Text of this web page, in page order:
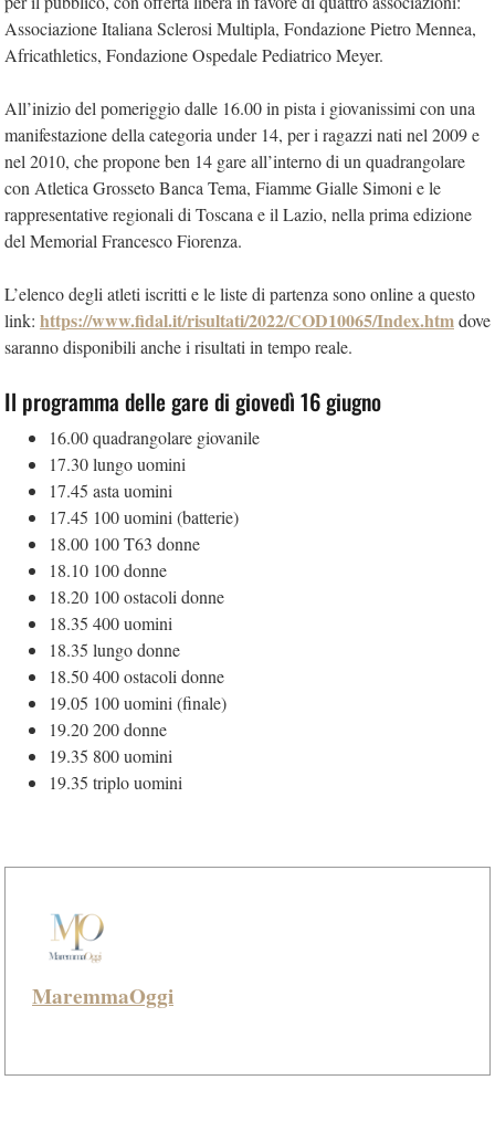
Associazione Italiana Sclerosi Multipla, Fondazione Pietro Mennea,
Africathletics, Fondazione Ospedale Pediatrico Meyer.
All’inizio del pomeriggio dalle 16.00 in pista i giovanissimi con una
manifestazione della categoria under 14, per i ragazzi nati nel 2009 e
nel 2010, che propone ben 14 gare all’interno di un quadrangolare
con Atletica Grosseto Banca Tema, Fiamme Gialle Simoni e le
rappresentative regionali di Toscana e il Lazio, nella prima edizione
del Memorial Francesco Fiorenza.
L’elenco degli atleti iscritti e le liste di partenza sono online a questo
link: https://www.fidal.it/risultati/2022/COD10065/Index.htmdove
saranno disponibili anche i risultati in tempo reale.
Il programma delle gare di giovedì 16 giugno
16.00 quadrangolare giovanile
17.30 lungo uomini
17.45 asta uomini
17.45 100 uomini (batterie)
18.00 100 T63 donne
18.10 100 donne
18.20 100 ostacoli donne
18.35 400 uomini
18.35 lungo donne
18.50 400 ostacoli donne
19.05 100 uomini (finale)
19.20 200 donne
19.35 800 uomini
19.35 triplo uomini
MaremmaOggi